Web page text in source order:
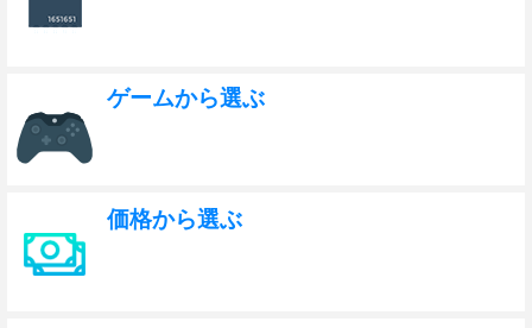
ゲームから選ぶ
価格から選ぶ